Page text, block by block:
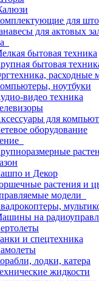
для
для актовых
бытовая техника
бытовая
расходные
ноутбуки
видео техника
для
оборудование
и Декор
растения и
модели
на
и спецтехника
лодки, катера
жидкости